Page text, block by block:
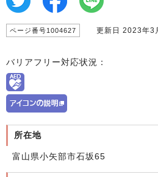
ページ番号1004627 更新日 2023年3
バリアフリー対応状況：
所在地
富山県小矢部市石坂65